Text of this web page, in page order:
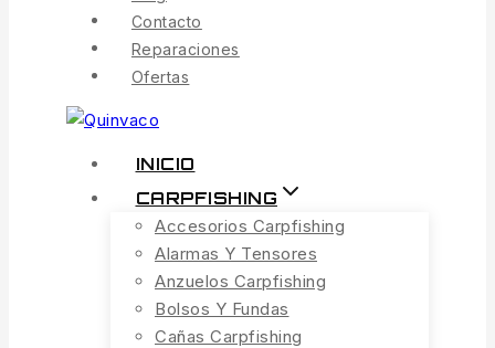
Contacto
Reparaciones
Ofertas
INICIO
CARPFISHING
Accesorios Carpfishing
Alarmas Y Tensores
Anzuelos Carpfishing
Bolsos Y Fundas
Cañas Carpfishing